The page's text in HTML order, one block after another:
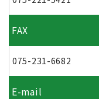
FAX
075-231-6682
E-mail